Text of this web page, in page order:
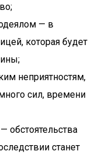
— в
которая будет
неприятностям,
сил, времени
обстоятельства
станет